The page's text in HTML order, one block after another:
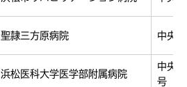
聖隷三方原病院 中央
浜松医科大学医学部附属病院
中央
号